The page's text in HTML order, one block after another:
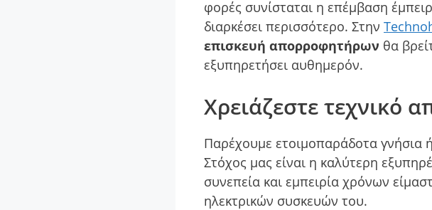
φορές συνίσταται η επέμβαση
διαρκέσει περισσότερο. Στην
επισκευή απορροφητήρων θα
εξυπηρετήσει αυθημερόν.
Χρειάζεστε τεχνικό
Παρέχουμε ετοιμοπαράδοτα γνήσια
Στόχος μας είναι η καλύτερη
συνεπεία και εμπειρία χρόνων
ηλεκτρικών συσκευών του.